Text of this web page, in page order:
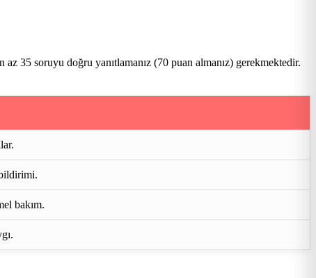
35 soruyu doğru yanıtlamanız (70 puan almanız) gerekmektedir.
bakım.